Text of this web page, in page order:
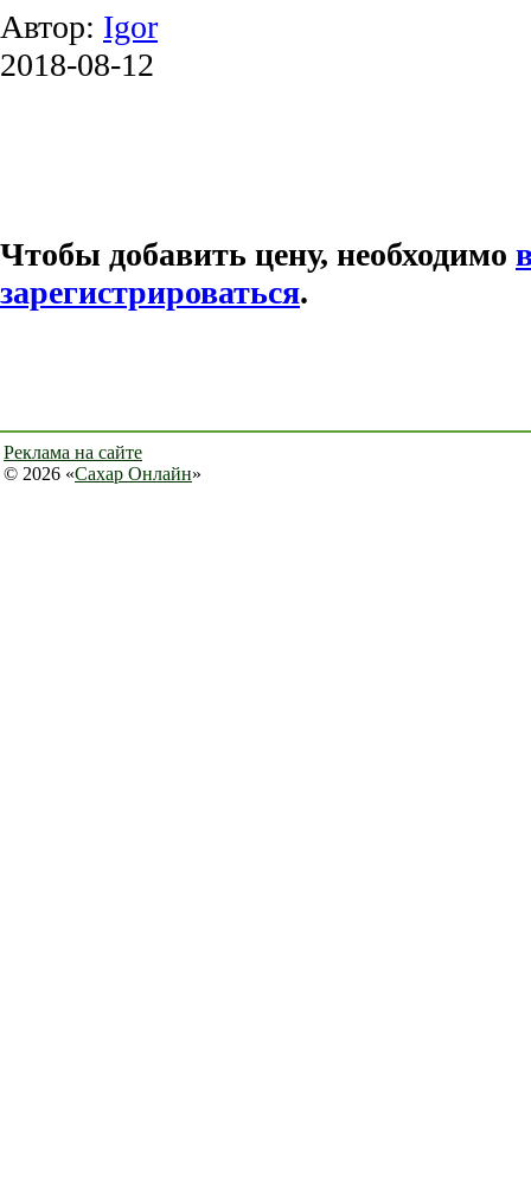
Автор: Igor
2018-08-12
Чтобы добавить цену, необходимо
зарегистрироваться.
Реклама на сайте
© 2026 «Сахар Онлайн»